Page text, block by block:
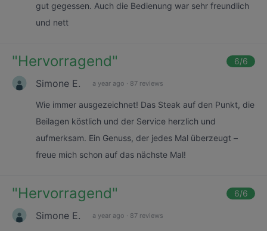
gut gegessen. Auch die Bedienung war sehr freundlich
und nett
"Hervorragend" 6/6
Simone E. a year ago · 87 reviews
Wie immer ausgezeichnet! Das Steak auf den Punkt, die
Beilagen köstlich und der Service herzlich und
aufmerksam. Ein Genuss, der jedes Mal überzeugt –
freue mich schon auf das nächste Mal!
"Hervorragend" 6/6
Simone E. a year ago · 87 reviews